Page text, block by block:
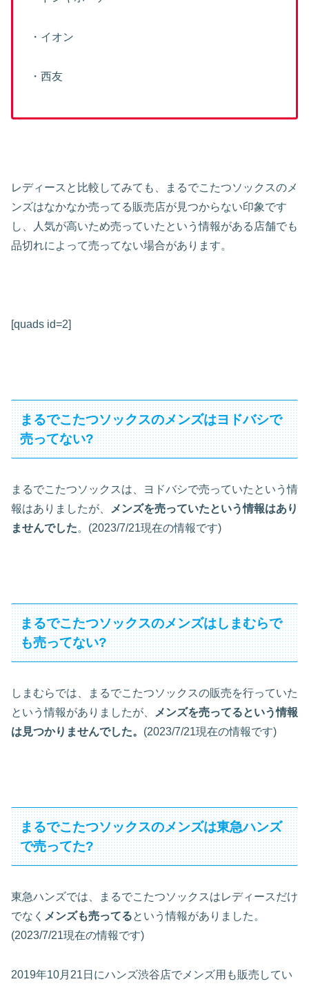
・イオン
・西友
レディースと比較してみても、まるでこたつソックスのメ
ンズはなかなか売ってる販売店が見つからない印象です
し、人気が高いため売っていたという情報がある店舗でも
品切れによって売ってない場合があります。
[quads id=2]
まるでこたつソックスのメンズはヨドバシで
売ってない?
まるでこたつソックスは、ヨドバシで売っていたという情
報はありましたが、
メンズを売っていたという情報はあり
ませんでした。(2023/7/21現在の情報です)
まるでこたつソックスのメンズはしまむらで
も売ってない?
しまむらでは、まるでこたつソックスの販売を行っていた
という情報がありましたが、
メンズを売ってるという情報
は見つかりませんでした。 (2023/7/21現在の情報です)
まるでこたつソックスのメンズは東急ハンズ
で売ってた?
東急ハンズでは、まるでこたつソックスはレディースだけ
でなく メンズも売ってるという情報がありました。
(2023/7/21現在の情報です)
2019年10月21日にハンズ渋谷店でメンズ用も販売してい